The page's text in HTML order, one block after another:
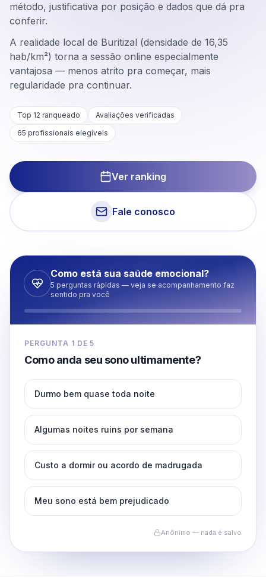
método, justificativa por posição e dados que dá pra
conferir.
A realidade local de Buritizal (densidade de 16,35
hab/km²) torna a sessão online especialmente
vantajosa — menos atrito pra começar, mais
regularidade pra continuar.
Top 12 ranqueado
Avaliações verificadas
65 profissionais elegíveis
Ver ranking
Fale conosco
Como está sua saúde emocional?
5 perguntas rápidas — veja se acompanhamento faz
sentido pra você
PERGUNTA 1 DE5
Como anda seu sono ultimamente?
Durmo bem quase toda noite
Algumas noites ruins por semana
Custo a dormir ou acordo de madrugada
Meu sono está bem prejudicado
Anônimo — nada é salvo